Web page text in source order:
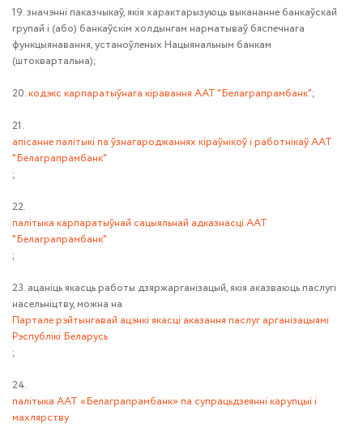
19. значэнні паказчыкаў, якія характарызуюць выкананне банкаўскай
групай і (або) банкаўскім холдынгам нарматываў бяспечнага
функцыянавання, устаноўленых Нацыянальным банкам
(штоквартальна);
20.кодэкс карпаратыўнага кіравання ААТ "Белаграпрамбанк";
21.
апісанне палітыкі па ўзнагароджаннях кіраўнікоў і работнікаў ААТ
"Белаграпрамбанк"
;
22.
палітыка карпаратыўнай сацыяльнай адказнасці ААТ
"Белаграпрамбанк"
;
23. ацаніць якасць работы дзяржарганізацый, якія аказваюць паслугі
насельніцтву, можна на
Партале рэйтынгавай ацэнкі якасці аказання паслуг арганізацыямі
Рэспублікі Беларусь
;
24.
палітыка ААТ «Белаграпрамбанк» па супрацьдзеяннi карупцыi i
махлярству